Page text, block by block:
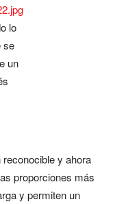
lo
se
un
reconocible y ahora
proporciones más
y permiten un